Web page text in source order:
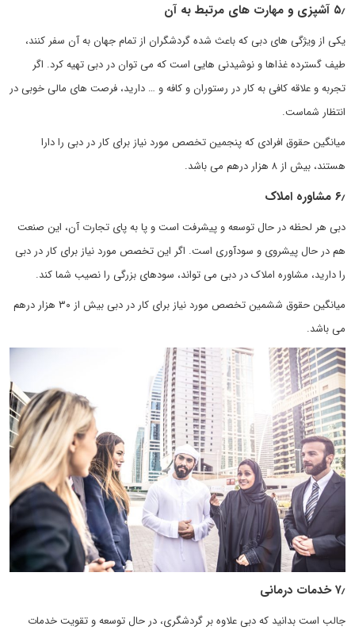
۵٫ آشپزی و مهارت های مرتبط به آن
یکی از ویژگی های دبی که باعث شده گردشگران از تمام جهان به آن سفر کنند،
طیف گسترده غذاها و نوشیدنی هایی است که می توان در دبی تهیه کرد. اگر
تجربه و علاقه کافی به کار در رستوران و کافه و … دارید، فرصت های مالی خوبی در
انتظار شماست.
میانگین حقوق افرادی که پنجمین تخصص مورد نیاز برای کار در دبی را دارا
هستند، بیش از ۸ هزار درهم می باشد.
۶٫ مشاوره املاک
دبی هر لحظه در حال توسعه و پیشرفت است و پا به پای تجارت آن، این صنعت
هم در حال پیشروی و سودآوری است. اگر این تخصص مورد نیاز برای کار در دبی
را دارید، مشاوره املاک در دبی می تواند، سودهای بزرگی را نصیب شما کند.
میانگین حقوق ششمین تخصص مورد نیاز برای کار در دبی بیش از ۳۰ هزار درهم
می باشد.
۷٫ خدمات درمانی
جالب است بدانید که دبی علاوه بر گردشگری، در حال توسعه و تقویت خدمات